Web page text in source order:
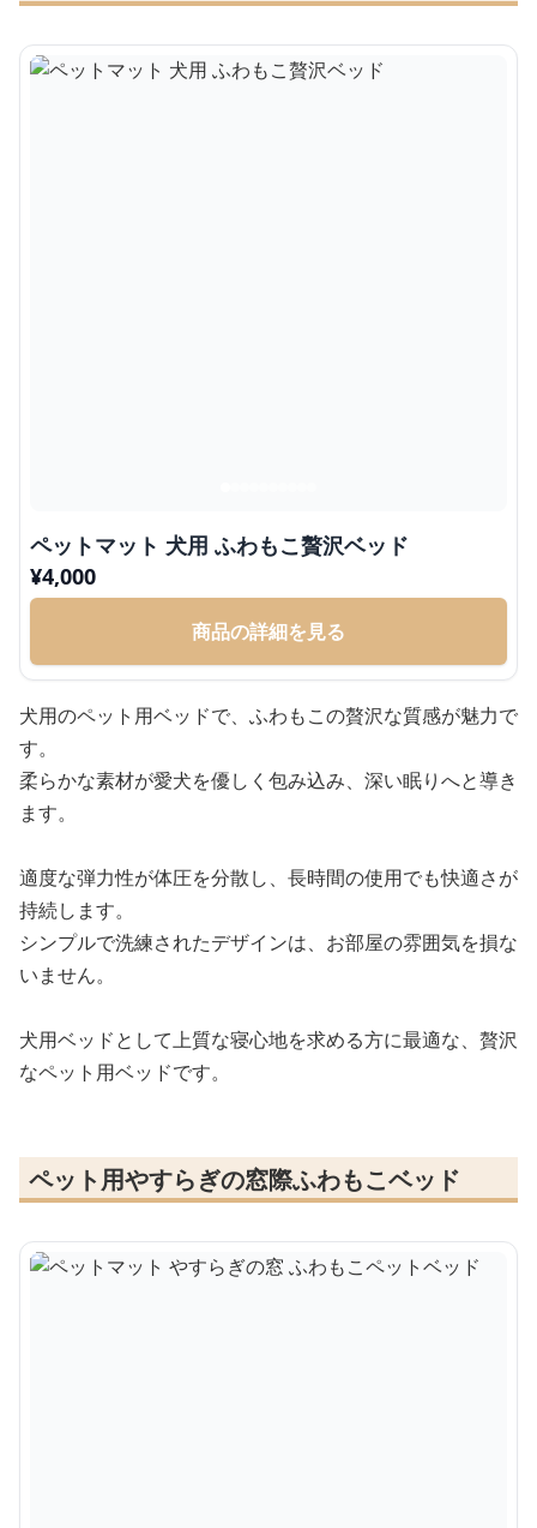
ペットマット 犬用 ふわもこ贅沢ベッド
¥4,000
商品の詳細を見る
犬用のペット用ベッドで、ふわもこの贅沢な質感が魅力で
す。
柔らかな素材が愛犬を優しく包み込み、深い眠りへと導き
ます。
適度な弾力性が体圧を分散し、長時間の使用でも快適さが
持続します。
シンプルで洗練されたデザインは、お部屋の雰囲気を損な
いません。
犬用ベッドとして上質な寝心地を求める方に最適な、贅沢
なペット用ベッドです。
ペット用やすらぎの窓際ふわもこベッド